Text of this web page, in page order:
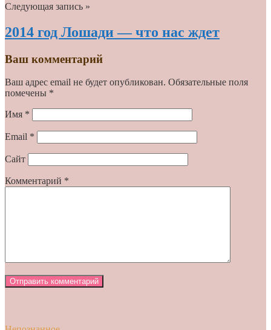
Следующая запись »
2014 год Лошади — что нас ждет
Ваш комментарий
Ваш адрес email не будет опубликован. Обязательные поля
помечены *
Имя *
Email *
Сайт
Комментарий *